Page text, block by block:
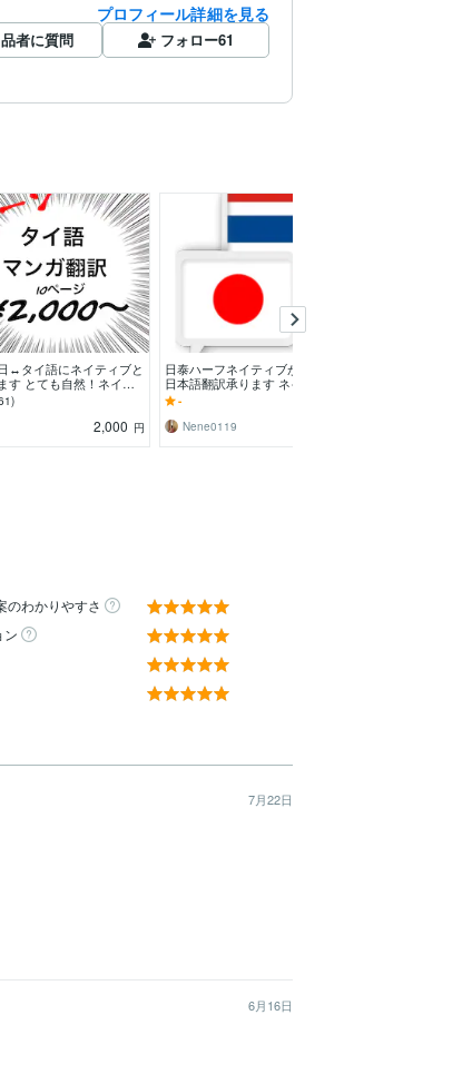
プロフィール詳細を見る
者に質問 フォロー61
↔︎タイ語にネイティブと
す とても自然！ネイテ
用するタイ語で漫画を翻
！
2,000 円
日泰ハーフネイティブがタイ語⇄
日本語翻訳承ります ネイティブ
がスラング、若者用語〜ビジネス
用を翻訳致します！
-
Nene0119
のわかりやすさ
ン
7月22日
6月16日